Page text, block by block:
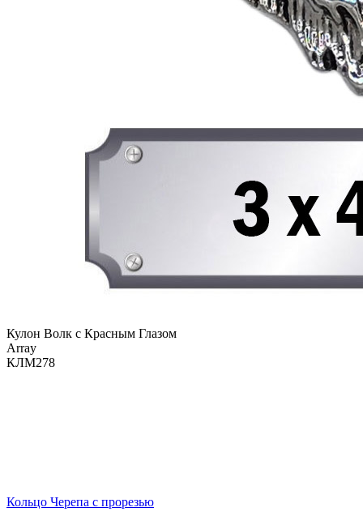
Кулон Волк с Красным Глазом
Array
КЛМ278
Кольцо Черепа с прорезью